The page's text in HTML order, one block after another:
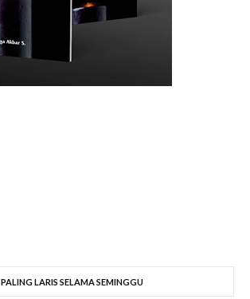
PALING LARIS SELAMA SEMINGGU